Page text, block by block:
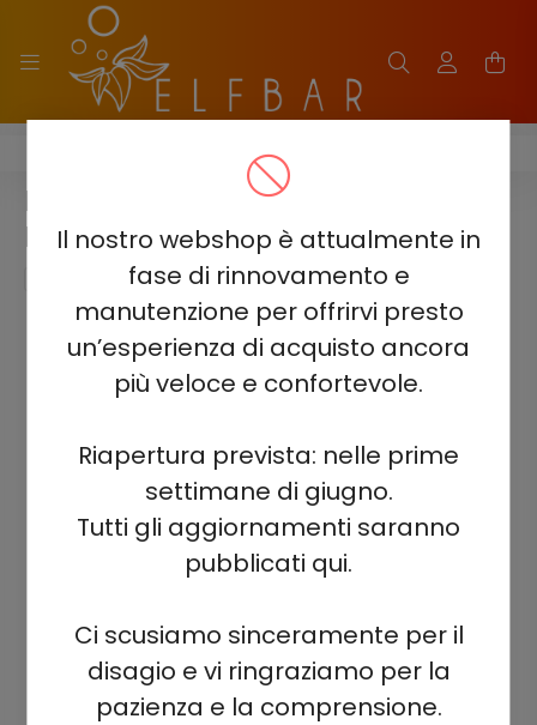
Il nostro webshop è attualmente in
fase di rinnovamento e
manutenzione per offrirvi presto
un’esperienza di acquisto ancora
più veloce e confortevole.
Riapertura prevista: nelle prime
settimane di giugno.
Tutti gli aggiornamenti saranno
pubblicati qui.
Ci scusiamo sinceramente per il
disagio e vi ringraziamo per la
pazienza e la comprensione.
ELF BAR FS18000
ELF BAR FS18000 - BACCA DI
PESCA 5% - RICARICABILE